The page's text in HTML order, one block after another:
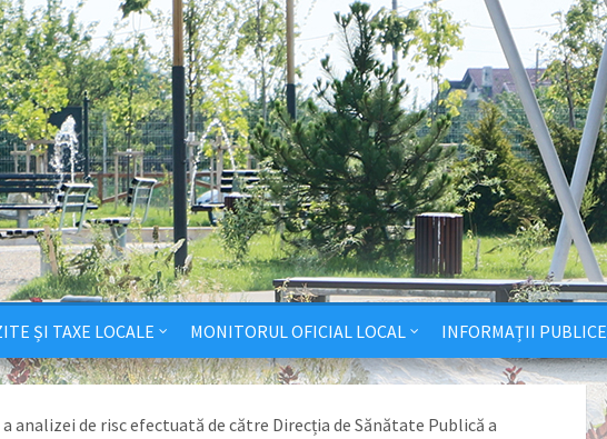
ȘI TAXE LOCALE MONITORUL OFICIAL LOCAL INFORMAȚII PUBLICE
a analizei de risc efectuată de către Direcția de Sănătate Publică a